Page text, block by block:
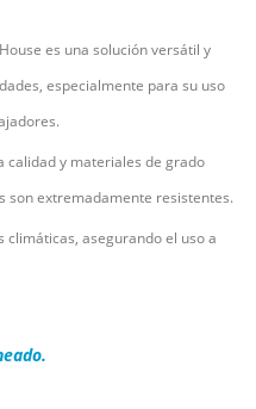
es una solución versátil y
especialmente para su uso
calidad y materiales de grado
son extremadamente resistentes.
asegurando el uso a